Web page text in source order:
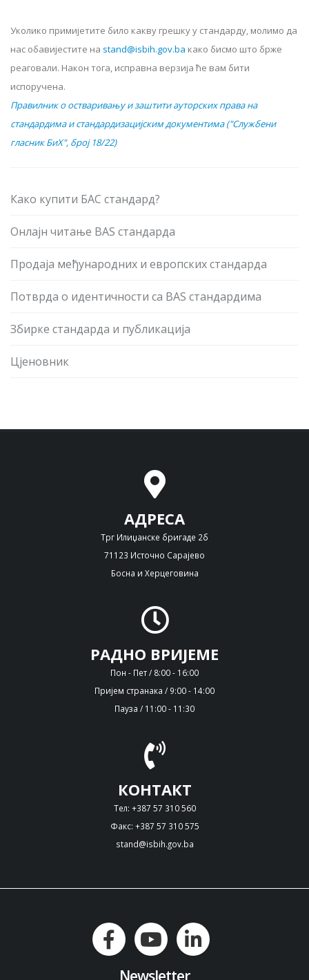
Уколико примијетите било какву грешку у стандарду, молимо да
нас обавијестите на stand@isbih.gov.ba како бисмо што брже
реаговали. Након тога, исправна верзија ће вам бити
испоручена.
Правилник о остваривању и заштити ауторских права на
стандардима и стандардизацијским документима ("Службени
гласник БиХ", број 18/22)
Како купити БАС стандард?
Онлајн читање BAS стандарда
Продаја међународних и европских стандарда
Потврда о идентичности са BAS стандардима
Збирке стандарда и публикација
Цјеновник
АДРЕСА
Трг Илиџанске бригаде 2б
71123 Источно Сарајево
Босна и Херцеговина
РАДНО ВРИЈЕМЕ
Пон - Пет / 8:00 - 16:00
Пријем странака / 9:00 - 14:00
Пауза / 11:00 - 11:30
КОНТАКТ
Тел: +387 57 310 560
Факс: +387 57 310 575
stand@isbih.gov.ba
Newsletter